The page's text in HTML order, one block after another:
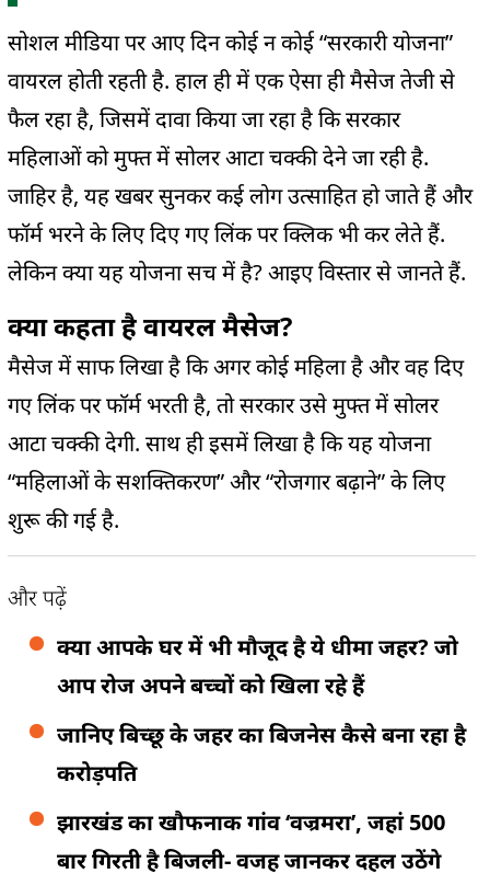
सोशलमीडियापरआएदिनकोईनकोई“सरकारीयोजना”
वायरलहोतीरहतीहै. हालहीमेंएकऐसाहीमैसेजतेजीसे
फैल रहा है, जिसमें दावा किया जा रहा है कि सरकार
महिलाओं को मुफ्त मेंसोलरआटा चक्की देने जा रही है.
जाहिर है, यह खबर सुनकर कई लोगउत्साहितहोजातेहैं और
फॉर्मभरने के लिए दिए गए लिंक पर क्लिक भी कर लेते हैं.
लेकिनक्या यह योजना सच में है? आइए विस्तार से जानते हैं.
क्या कहता हैवायरलमैसेज?
मैसेजमें साफ लिखा है कि अगर कोई महिला है और वह दिए
गए लिंक परफॉर्मभरती है, तोसरकार उसे मुफ्त मेंसोलर
आटा चक्की देगी. साथ ही इसमें लिखा है कि यह योजना
“महिलाओं केसशक्तिकरण” और “रोजगार बढ़ाने” के लिए
शुरू की गई है.
और पढ़ें
क्या आपके घर में भी मौजूद है ये धीमा जहर? जो
आप रोज अपने बच्चों को खिला रहे हैं
जानिए बिच्छू के जहर का बिजनेस कैसे बना रहा है
करोड़पति
झारखंड का खौफनाक गांव ‘वज्रमरा’, जहां 500
बार गिरती है बिजली- वजह जानकर दहल उठेंगे